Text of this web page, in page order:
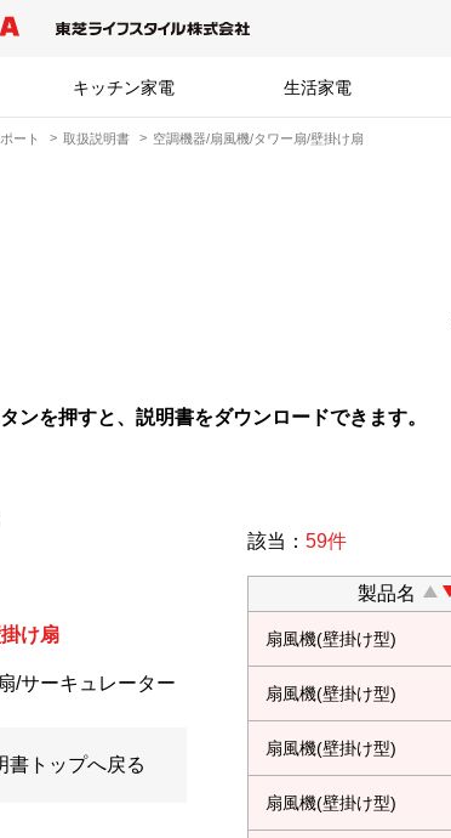
キッチン家電 生活家電
ート 取扱説明書 空調機器/扇風機/タワー扇/壁掛け扇
タンを押すと、説明書をダウンロードできます。
け扇
/サーキュレーター
書トップへ戻る
該当： 59件
製品名
扇風機(壁掛け型)
扇風機(壁掛け型)
扇風機(壁掛け型)
扇風機(壁掛け型)